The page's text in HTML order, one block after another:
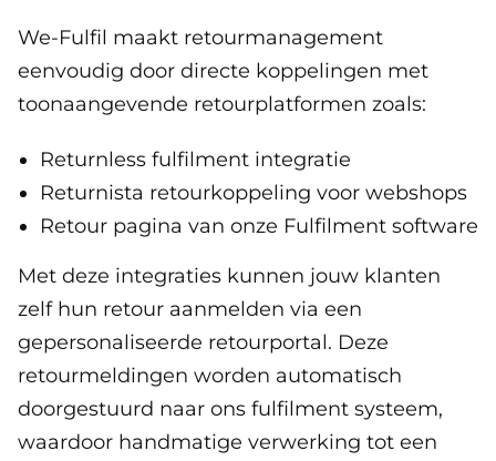
We-Fulfil maakt retourmanagement
eenvoudig door directe koppelingen met
toonaangevende retourplatformen zoals:
Returnless fulfilment integratie
Returnista retourkoppeling voor webshops
Retour pagina van onze Fulfilment software
Met deze integraties kunnen jouw klanten
zelf hun retour aanmelden via een
gepersonaliseerde retourportal. Deze
retourmeldingen worden automatisch
doorgestuurd naar ons fulfilment systeem,
waardoor handmatige verwerking tot een